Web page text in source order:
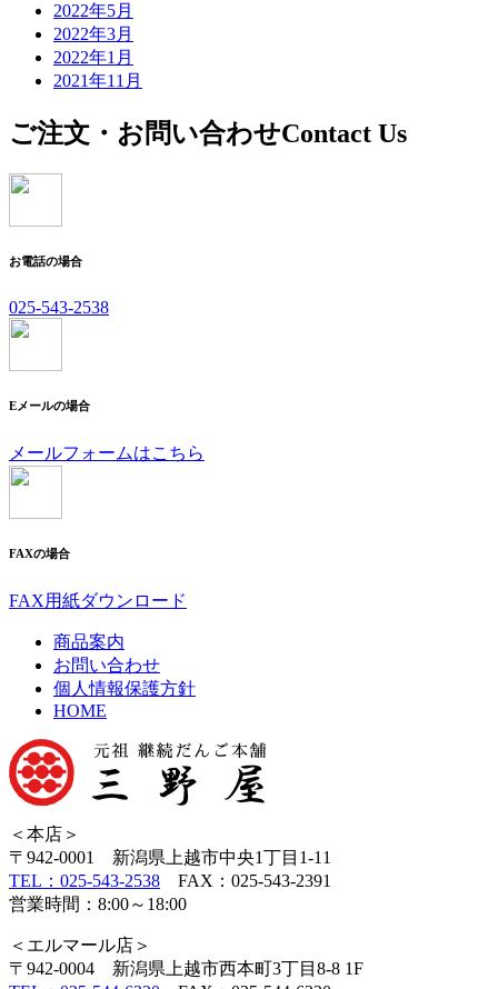
2022年5月
2022年3月
2022年1月
2021年11月
ご注文・お問い合わせContact Us
お電話の場合
025-543-2538
Eメールの場合
メールフォームはこちら
FAXの場合
FAX用紙ダウンロード
商品案内
お問い合わせ
個人情報保護方針
HOME
＜本店＞
〒942-0001 新潟県上越市中央1丁目1-11
TEL：025-543-2538 FAX：025-543-2391
営業時間：8:00～18:00
＜エルマール店＞
〒942-0004 新潟県上越市西本町3丁目8-8 1F